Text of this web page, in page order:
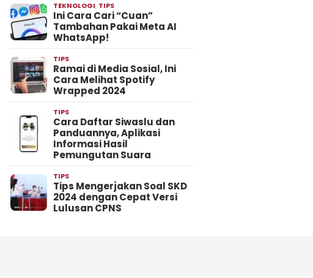
TEKNOLOGI, TIPS
Ini Cara Cari “Cuan”
Tambahan Pakai Meta AI
WhatsApp!
TIPS
Ramai di Media Sosial, Ini
Cara Melihat Spotify
Wrapped 2024
TIPS
Cara Daftar Siwaslu dan
Panduannya, Aplikasi
Informasi Hasil
Pemungutan Suara
TIPS
Tips Mengerjakan Soal SKD
2024 dengan Cepat Versi
Lulusan CPNS